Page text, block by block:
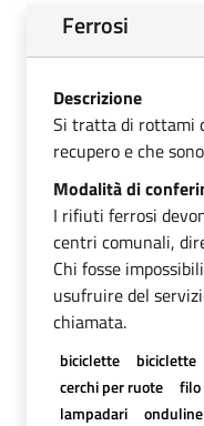
Ferrosi
Descrizione
Si tratta di rottami
recupero e che
Modalità di
I rifiuti ferrosi
centri comunali,
Chi fosse
usufruire del
chiamata.
biciclette biciclette
cerchi per ruote
filo
lampadari